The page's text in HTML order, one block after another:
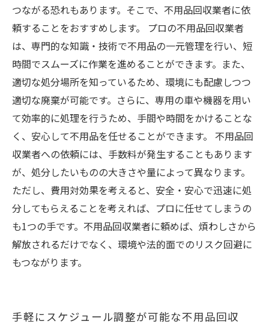
つながる恐れもあります。そこで、不用品回収業者に依
頼することをおすすめします。 プロの不用品回収業者
は、専門的な知識・技術で不用品の一元管理を行い、短
時間でスムーズに作業を進めることができます。また、
適切な処分場所を知っているため、環境にも配慮しつつ
適切な廃棄が可能です。さらに、専用の車や機器を用い
て効率的に処理を行うため、手間や時間をかけることな
く、安心して不用品を任せることができます。 不用品回
収業者への依頼には、手数料が発生することもあります
が、処分したいものの大きさや量によって異なります。
ただし、費用対効果を考えると、安全・安心で迅速に処
分してもらえることを考えれば、プロに任せてしまうの
も1つの手です。不用品回収業者に頼めば、煩わしさから
解放されるだけでなく、環境や法的面でのリスク回避に
もつながります。
手軽にスケジュール調整が可能な不用品回収